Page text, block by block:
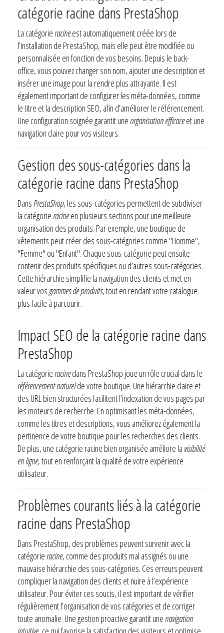
catégorie racine dans PrestaShop
La catégorie racineest automatiquement créée lors de
l’installation de PrestaShop, mais elle peut être modifiée ou
personnalisée en fonction de vos besoins. Depuis le back-
office, vous pouvez changer son nom, ajouter une description et
insérer une image pour la rendre plus attrayante. Il est
également important de configurer les méta-données, comme
le titre et la description SEO, afin d’améliorer le référencement.
Une configuration soignée garantit une organisation efficaceet une
navigation claire pour vos visiteurs.
Gestion des sous-catégories dans la
catégorie racine dans PrestaShop
DansPrestaShop, les sous-catégories permettent de subdiviser
la catégorie racineen plusieurs sections pour une meilleure
organisation des produits. Par exemple, une boutique de
vêtements peut créer des sous-catégories comme "Homme",
"Femme" ou "Enfant". Chaque sous-catégorie peut ensuite
contenir des produits spécifiques ou d’autres sous-catégories.
Cette hiérarchie simplifie la navigation des clients et met en
valeur vos gammes de produits, tout en rendant votre catalogue
plus facile à parcourir.
Impact SEO de la catégorie racine dans
PrestaShop
La catégorie racinedans PrestaShop joue un rôle crucial dans le
référencement naturelde votre boutique. Une hiérarchie claire et
des URL bien structurées facilitent l’indexation de vos pages par
les moteurs de recherche. En optimisant les méta-données,
comme les titres et descriptions, vous améliorez également la
pertinence de votre boutique pour les recherches des clients.
De plus, une catégorie racine bien organisée améliore la visibilité
en ligne, tout en renforçant la qualité de votre expérience
utilisateur.
Problèmes courants liés à la catégorie
racine dans PrestaShop
Dans PrestaShop, des problèmes peuvent survenir avec la
catégorie racine, comme des produits mal assignés ou une
mauvaise hiérarchie des sous-catégories. Ces erreurs peuvent
compliquer la navigation des clients et nuire à l’expérience
utilisateur. Pour éviter ces soucis, il est important de vérifier
régulièrement l’organisation de vos catégories et de corriger
toute anomalie. Une gestion proactive garantit une navigation